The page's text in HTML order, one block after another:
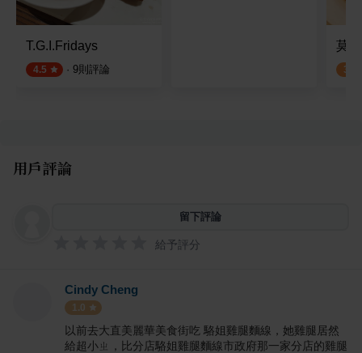
T.G.I.Fridays
4.5 · 9則評論
莫
3.2
用戶評論
留下評論
給予評分
Cindy Cheng
1.0
以前去大直美麗華美食街吃 駱姐雞腿麵線，她雞腿居然
給超小ㄓ，比分店駱姐雞腿麵線市政府那一家分店的雞腿